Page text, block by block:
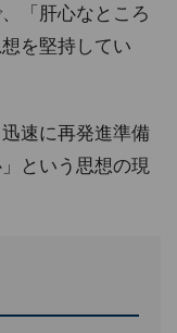
「肝心なところ
を堅持してい
速に再発進準備
という思想の現